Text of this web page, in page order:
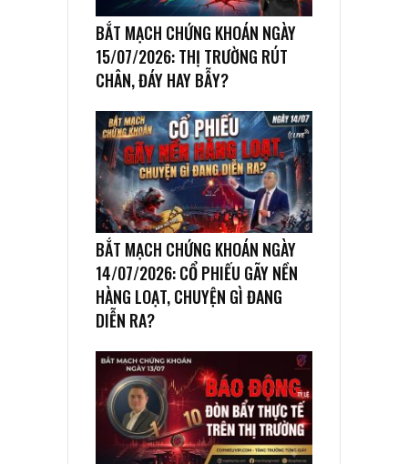
BẮT MẠCH CHỨNG KHOÁN NGÀY
15/07/2026: THỊ TRƯỜNG RÚT
CHÂN, ĐÁY HAY BẪY?
BẮT MẠCH CHỨNG KHOÁN NGÀY
14/07/2026: CỔ PHIẾU GÃY NỀN
HÀNG LOẠT, CHUYỆN GÌ ĐANG
DIỄN RA?